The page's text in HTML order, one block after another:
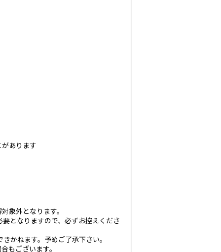
あります
象外となります。
要となりますので、必ずお控えくださ
かねます。予めご了承下さい。
もございます。